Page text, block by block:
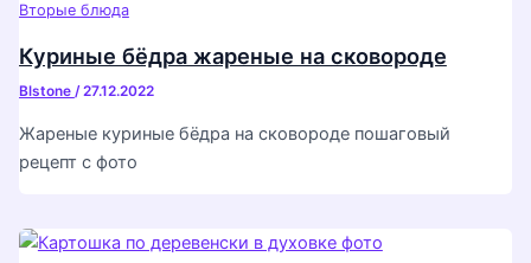
Вторые блюда
Куриные бёдра жареные на сковороде
Blstone /27.12.2022
Жареные куриные бёдра на сковороде пошаговый
рецепт с фото